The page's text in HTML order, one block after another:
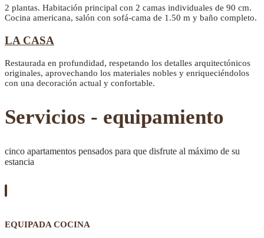
2 plantas. Habitación principal con 2 camas individuales de 90 cm.
Cocina americana, salón con sofá-cama de 1.50 m y baño completo.
LA CASA
Restaurada en profundidad, respetando los detalles arquitectónicos
originales, aprovechando los materiales nobles y enriqueciéndolos
con una decoración actual y confortable.
Servicios - equipamiento
cinco apartamentos pensados para que disfrute al máximo de su
estancia
EQUIPADA COCINA